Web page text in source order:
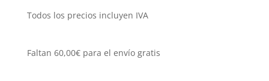
Todos los precios incluyen IVA
Faltan 60,00€para el envío gratis